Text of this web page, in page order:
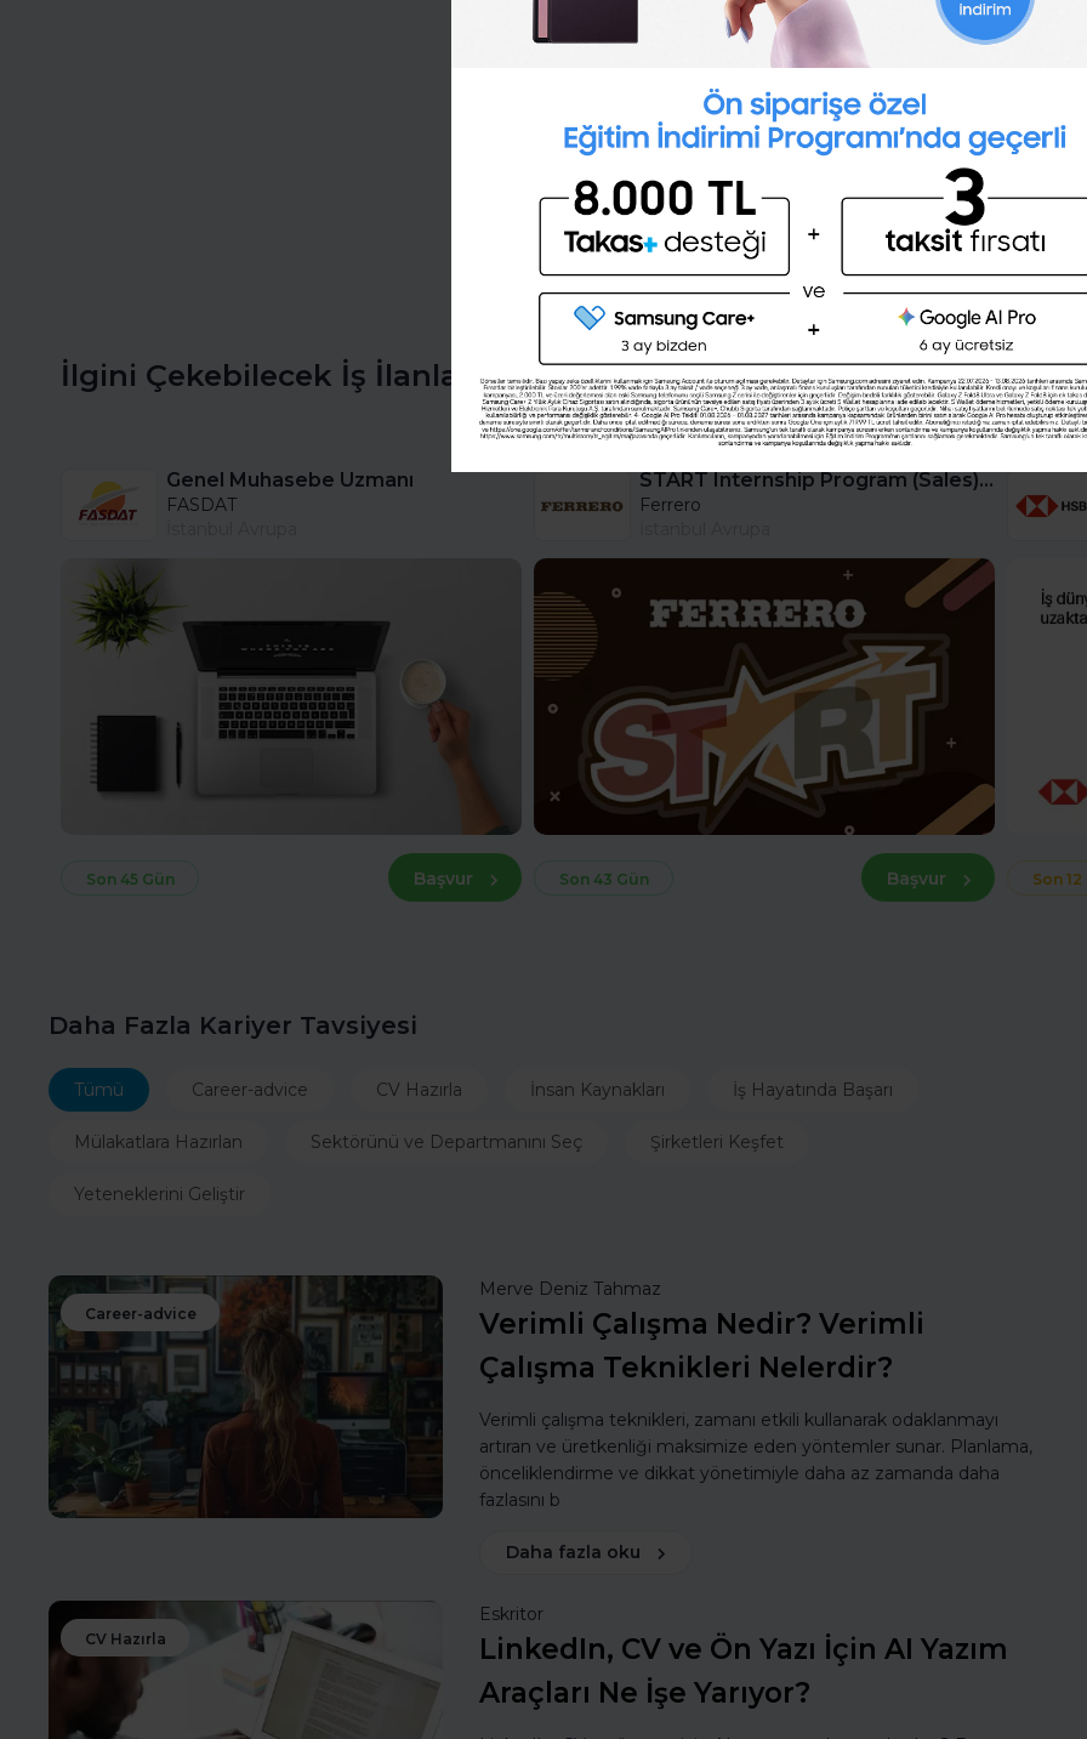
28 günlük kişisel gelişim planını
oluşturmak ister misin ?
İlgini Çekebilecek İş İlanları
Genel Muhasebe Uzmanı
FASDAT
Son 45 Gün Başvur
START Internship Program (Sales) - Istanbul
Ferrero
Son 43 Gün Başvur Son
Daha Fazla Kariyer Tavsiyesi
Tümü Career-advice CV Hazırla İnsan Kaynakları İş Hayatında Başarı
Mülakatlara Hazırlan Sektörünü ve Departmanını Seç Şirketleri Keşfet
Yeteneklerini Geliştir
Career-advice
Merve Deniz Tahmaz
Verimli Çalışma Nedir? Verimli
Çalışma Teknikleri Nelerdir?
Verimli çalışma teknikleri, zamanı etkili kullanarak odaklanmayı
artıran ve üretkenliği maksimize eden yöntemler sunar. Planlama,
önceliklendirme ve dikkat yönetimiyle daha az zamanda daha
fazlasını b
Daha fazla oku
CV Hazırla
Eskritor
LinkedIn, CV ve Ön Yazı İçin AI Yazım
Araçları Ne İşe Yarıyor?